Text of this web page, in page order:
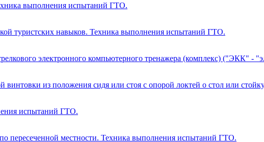
выполнения испытаний ГТО.
туристских навыков. Техника выполнения испытаний ГТО.
электронного компьютерного тренажера (комплекс) ("ЭКК"
винтовки из положения сидя или стоя с опорой локтей о стол или
испытаний ГТО.
пересеченной местности. Техника выполнения испытаний ГТО.